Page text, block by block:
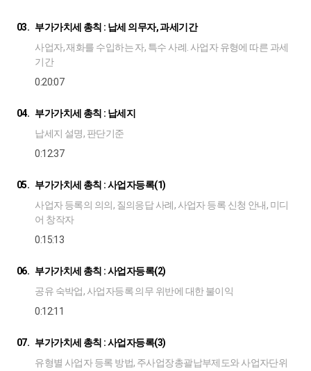
03. 부가가치세 총칙 : 납세 의무자, 과세기간
사업자, 재화를 수입하는 자, 특수 사례. 사업자 유형에 따른 과세
기간
0:20:07
04. 부가가치세 총칙 : 납세지
납세지 설명, 판단기준
0:12:37
05. 부가가치세 총칙 : 사업자등록(1)
사업자 등록의 의의, 질의응답 사례, 사업자 등록 신청 안내, 미디
어 창작자
0:15:13
06. 부가가치세 총칙 : 사업자등록(2)
공유 숙박업, 사업자등록 의무 위반에 대한 불이익
0:12:11
07. 부가가치세 총칙 : 사업자등록(3)
유형별 사업자 등록 방법, 주사업장총괄납부제도와 사업자단위